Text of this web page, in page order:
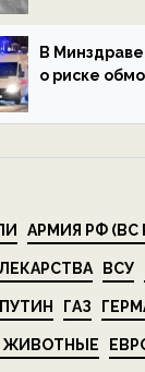
экологии на
В
о риске
на ECOportal
АРМИЯ РФ (ВС
ВСУ
ГАЗ